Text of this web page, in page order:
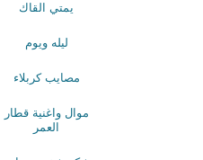
يمتي القاك
ليله ويوم
مصايب كربلاء
موال واغنية قطار
العمر